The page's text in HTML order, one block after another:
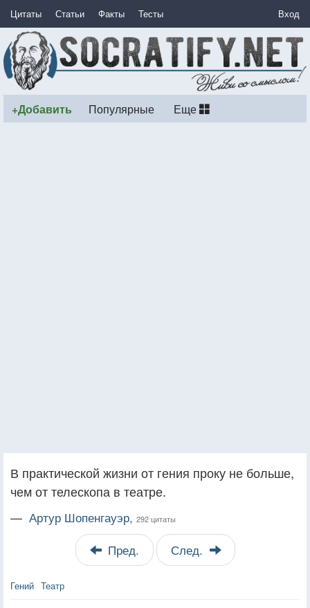
Цитаты Статьи Факты Тесты Вход
+Добавить Популярные Еще
В практической жизни от гения проку не больше,
чем от телескопа в театре.
— Артур Шопенгауэр, 292 цитаты
Пред. След.
Гений Театр